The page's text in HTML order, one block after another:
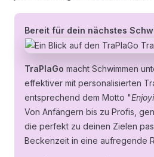
Bereit für dein nächstes
TraPlaGo macht Schwimmen
effektiver mit personalisierten
entsprechend dem Motto "
Von Anfängern bis zu Profis,
die perfekt zu deinen Zielen
Beckenzeit in eine aufregende